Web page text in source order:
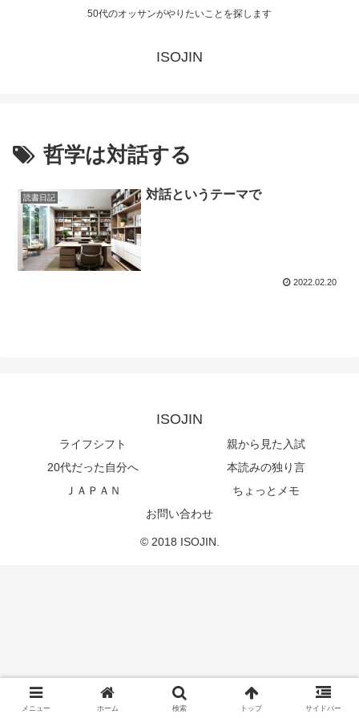
50代のオッサンがやりたいことを探します
ISOJIN
哲学は対話する
読書日記 対話というテーマで
2022.02.20
ISOJIN
ライフシフト
親から見た入試
20代だった自分へ
本読みの独り言
ＪＡＰＡＮ
ちょっとメモ
お問い合わせ
© 2018 ISOJIN.
メニュー ホーム 検索 トップ サイドバー